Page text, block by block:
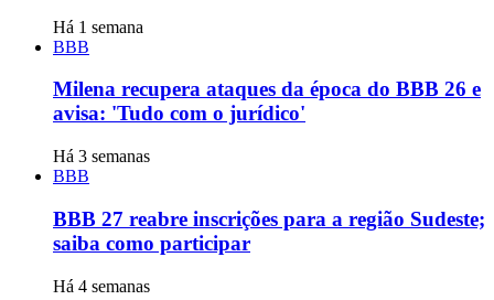
Há 1 semana
BBB
Milena recupera ataques da época do BBB 26 e
avisa: 'Tudo com o jurídico'
Há 3 semanas
BBB
BBB 27 reabre inscrições para a região Sudeste;
saiba como participar
Há 4 semanas